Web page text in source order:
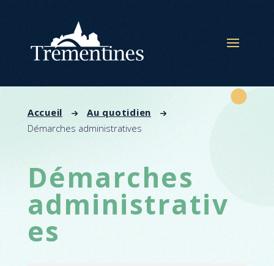
Accueil
Au quotidien
Démarches administratives
Démarches
administrativ
es